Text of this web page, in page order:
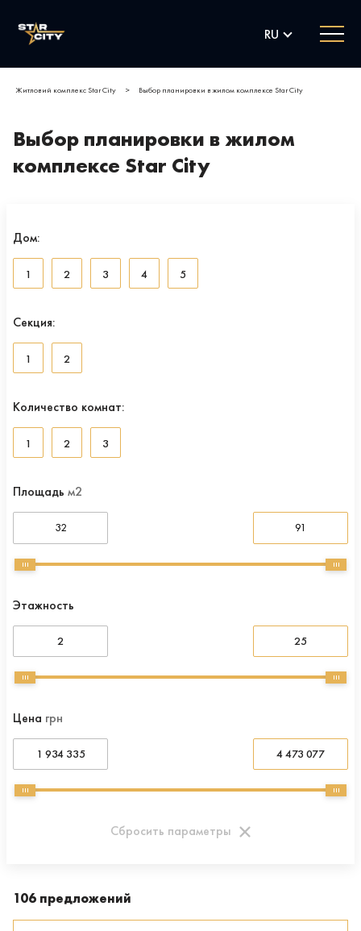
RU
Житловий комплекс Star City > Выбор планировки в жилом комплексе Star City
Выбор планировки в жилом
комплексе Star City
Дом:
1 2 3 4 5
Секция:
1 2
Количество комнат:
1 2 3
Площадь м2
Этажность
2 25
Цена грн
1 934 335 4 473 077
Сбросить параметры
106 предложений